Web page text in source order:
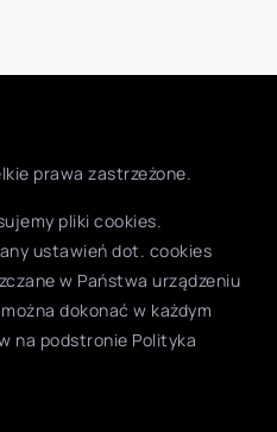
prawa zastrzeżone.
pliki cookies.
ustawień dot. cookies
w Państwa urządzeniu
dokonać w każdym
na podstronie Polityka